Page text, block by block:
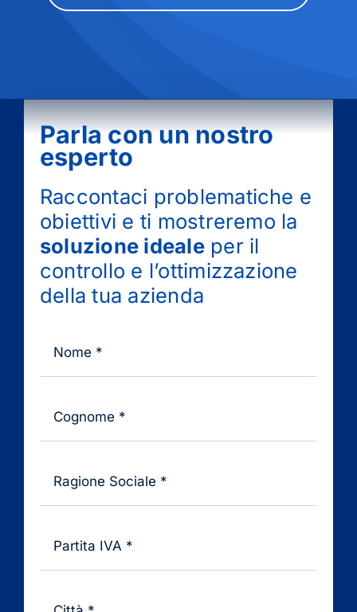
Parla con un nostro
esperto
Raccontaci problematiche e
obiettivi e ti mostreremo la
soluzione idealeper il
controllo e l’ottimizzazione
della tua azienda